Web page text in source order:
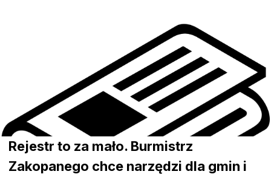
Rejestr to za mało. Burmistrz
Zakopanego chce narzędzi dla gmin i